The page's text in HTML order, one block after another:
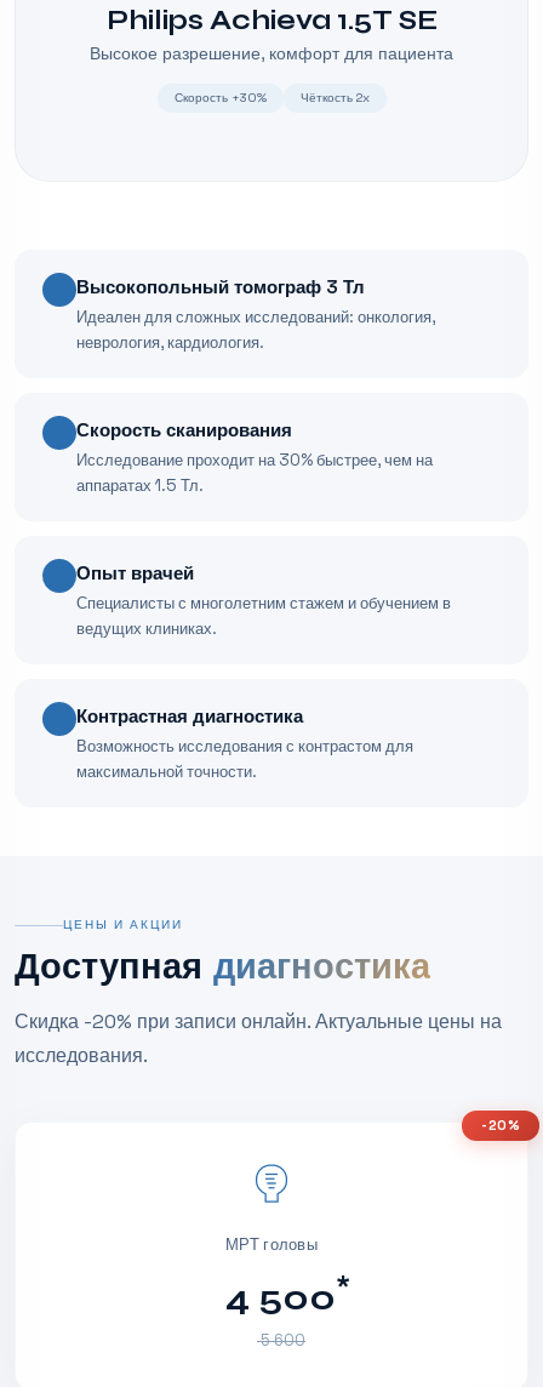
Philips Achieva 1.5T SE
Высокое разрешение, комфорт для пациента
Скорость +30% Чёткость 2x
Высокопольный томограф 3 Тл
Идеален для сложных исследований: онкология,
неврология, кардиология.
Скорость сканирования
Исследование проходит на 30% быстрее, чем на
аппаратах 1.5 Тл.
Опыт врачей
Специалисты с многолетним стажем и обучением в
ведущих клиниках.
Контрастная диагностика
Возможность исследования с контрастом для
максимальной точности.
ЦЕНЫ И АКЦИИ
Доступная диагностика
Скидка -20% при записи онлайн. Актуальные цены на
исследования.
МРТ головы
4 500*
5 600
-20%